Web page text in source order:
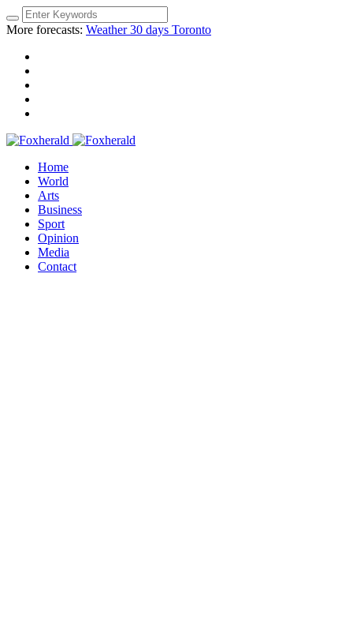
More forecasts: Weather 30 days Toronto
Home
World
Arts
Business
Sport
Opinion
Media
Contact